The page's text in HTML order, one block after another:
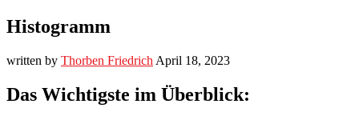
Histogramm
written by Thorben Friedrich April 18, 2023
Das Wichtigste im Überblick: